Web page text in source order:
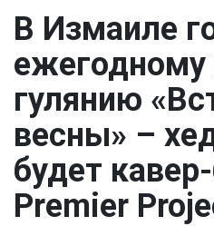
В Измаиле
гулянию
весны» –
будет
Premier